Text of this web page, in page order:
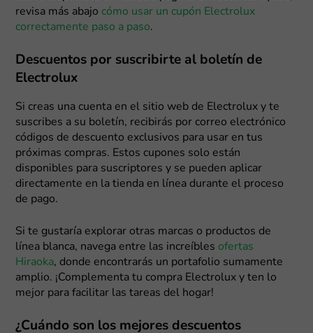
revisa más abajo cómo usar un cupón Electrolux
correctamente paso a paso.
Descuentos por suscribirte al boletín de
Electrolux
Si creas una cuenta en el sitio web de Electrolux y te
suscribes a su boletín, recibirás por correo electrónico
códigos de descuento exclusivos para usar en tus
próximas compras. Estos cupones solo están
disponibles para suscriptores y se pueden aplicar
directamente en la tienda en línea durante el proceso
de pago.
Si te gustaría explorar otras marcas o productos de
línea blanca, navega entre las increíbles ofertas
Hiraoka, donde encontrarás un portafolio sumamente
amplio. ¡Complementa tu compra Electrolux y ten lo
mejor para facilitar las tareas del hogar!
¿Cuándo son los mejores descuentos